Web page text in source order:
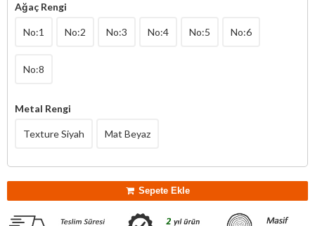
Ağaç Rengi
No:1 No:2 No:3 No:4 No:5 No:6
No:8
Metal Rengi
Texture Siyah Mat Beyaz
Sepete Ekle